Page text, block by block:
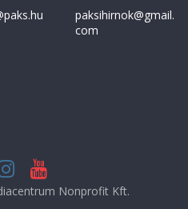
paksihirnok@gmail.
com
Nonprofit Kft.